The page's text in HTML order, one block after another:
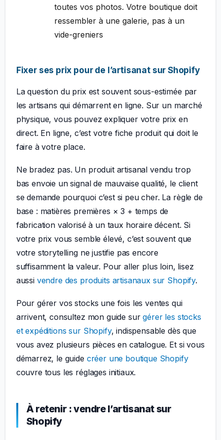
toutes vos photos. Votre boutique doit
ressembler à une galerie, pas à un
vide-greniers
Fixer ses prix pour de l’artisanat sur Shopify
La question du prix est souvent sous-estimée par
les artisans qui démarrent en ligne. Sur un marché
physique, vous pouvez expliquer votre prix en
direct. En ligne, c’est votre fiche produit qui doit le
faire à votre place.
Ne bradez pas. Un produit artisanal vendu trop
bas envoie un signal de mauvaise qualité, le client
se demande pourquoi c’est si peu cher. La règle de
base : matières premières × 3 + temps de
fabrication valorisé à un taux horaire décent. Si
votre prix vous semble élevé, c’est souvent que
votre storytelling ne justifie pas encore
suffisamment la valeur. Pour aller plus loin, lisez
aussi vendre des produits artisanaux sur Shopify.
Pour gérer vos stocks une fois les ventes qui
arrivent, consultez mon guide surgérer les stocks
et expéditions sur Shopify, indispensable dès que
vous avez plusieurs pièces en catalogue. Et si vous
démarrez, le guide créer une boutique Shopify
couvre tous les réglages initiaux.
À retenir : vendre l’artisanat sur
Shopify